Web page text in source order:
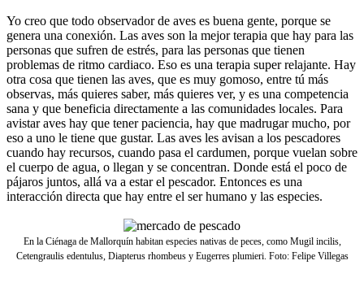
Yo creo que todo observador de aves es buena gente, porque se
genera una conexión. Las aves son la mejor terapia que hay para las
personas que sufren de estrés, para las personas que tienen
problemas de ritmo cardiaco. Eso es una terapia super relajante. Hay
otra cosa que tienen las aves, que es muy gomoso, entre tú más
observas, más quieres saber, más quieres ver, y es una competencia
sana y que beneficia directamente a las comunidades locales. Para
avistar aves hay que tener paciencia, hay que madrugar mucho, por
eso a uno le tiene que gustar. Las aves les avisan a los pescadores
cuando hay recursos, cuando pasa el cardumen, porque vuelan sobre
el cuerpo de agua, o llegan y se concentran. Donde está el poco de
pájaros juntos, allá va a estar el pescador. Entonces es una
interacción directa que hay entre el ser humano y las especies.
En la Ciénaga de Mallorquín habitan especies nativas de peces, como Mugil incilis,
Cetengraulis edentulus, Diapterus rhombeus y Eugerres plumieri. Foto: Felipe Villegas